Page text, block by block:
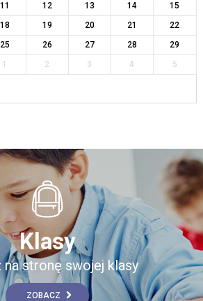
11 12 13 14
15
18 19 20 21
22
25 26 27 28
29
1 2 3 4 5
Klasy
na stronę swojej klasy
ZOBACZ